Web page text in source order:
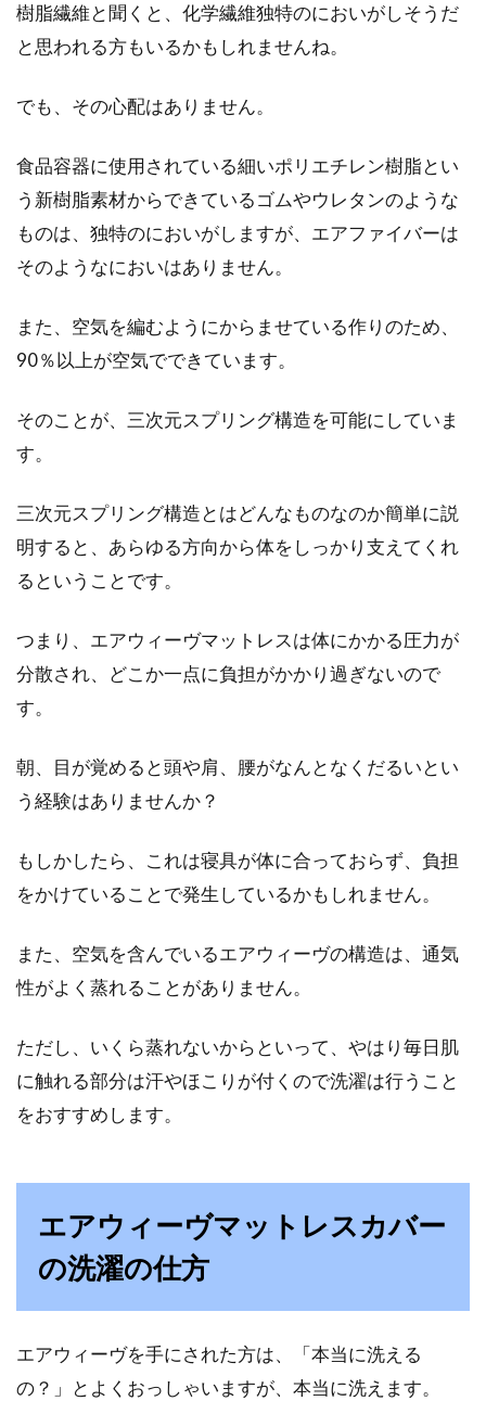
冬の暖房は何度設定にする？冬のエ
アコン節約術！
冬の暖房器具のひとつとして、エアコンがあり
は冬のエアコ...
暑い夏の寝具はリネン素材がおすす
リネンは、暑い夏の時期にピッタリの素材で
多いと思い...
人気の寝具セットを紹介！ダブルも
選べるセットを厳選
する方や、来...
ナチュラルなインテリアをdiyして、
の部屋に変えたいと思っている方も多いのでは
ないでしょうか。...
和室のベッドとラグ選びの決め手は
ベッドというと洋室というのが一般的ですが、
マットレスを長く使うコツとは？ベ
ッドの掃除方法に注目！
大事です。特に、毎日使うマットレスには、気
が付かな...
樹脂繊維と聞くと、化学繊維独特のにおいがしそうだ
と思われる方もいるかもしれませんね。
でも、その心配はありません。
食品容器に使用されている細いポリエチレン樹脂とい
う新樹脂素材からできているゴムやウレタンのような
ものは、独特のにおいがしますが、エアファイバーは
そのようなにおいはありません。
また、空気を編むようにからませている作りのため、
90％以上が空気でできています。
そのことが、三次元スプリング構造を可能にしていま
す。
三次元スプリング構造とはどんなものなのか簡単に説
明すると、あらゆる方向から体をしっかり支えてくれ
るということです。
つまり、エアウィーヴマットレスは体にかかる圧力が
分散され、どこか一点に負担がかかり過ぎないので
す。
朝、目が覚めると頭や肩、腰がなんとなくだるいとい
う経験はありませんか？
もしかしたら、これは寝具が体に合っておらず、負担
をかけていることで発生しているかもしれません。
また、空気を含んでいるエアウィーヴの構造は、通気
性がよく蒸れることがありません。
ただし、いくら蒸れないからといって、やはり毎日肌
に触れる部分は汗やほこりが付くので洗濯は行うこと
をおすすめします。
エアウィーヴマットレスカバー
の洗濯の仕方
エアウィーヴを手にされた方は、「本当に洗える
の？」とよくおっしゃいますが、本当に洗えます。